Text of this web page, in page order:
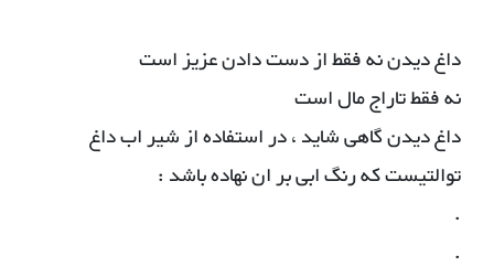
داغ دیدن نه فقط از دست دادن عزیز است
نه فقط تاراج مال است
داغ دیدن گاهی شاید ، در استفاده از شیر اب داغ
توالتیست که رنگ ابی بر ان نهاده باشد :
.
.